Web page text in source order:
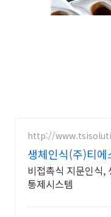
http://
생체인식(주)티에
비접촉식 지문인식,
통제시스템